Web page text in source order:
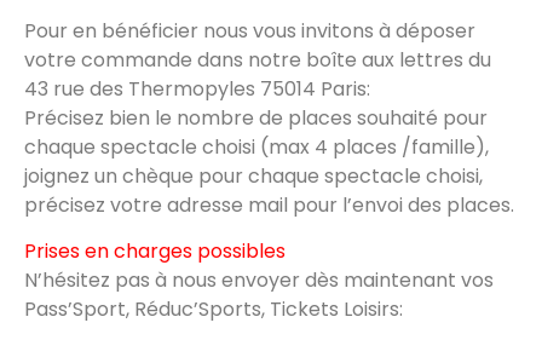
Pour en bénéficier nous vous invitons à déposer
votre commande dans notre boîte aux lettres du
43 rue des Thermopyles 75014 Paris:
Précisez bien le nombre de places souhaité pour
chaque spectacle choisi (max 4 places /famille),
joignez un chèque pour chaque spectacle choisi,
précisez votre adresse mail pour l’envoi des places.
Prises en charges possibles
N’hésitez pas à nous envoyer dès maintenant vos
Pass’Sport, Réduc’Sports, Tickets Loisirs: